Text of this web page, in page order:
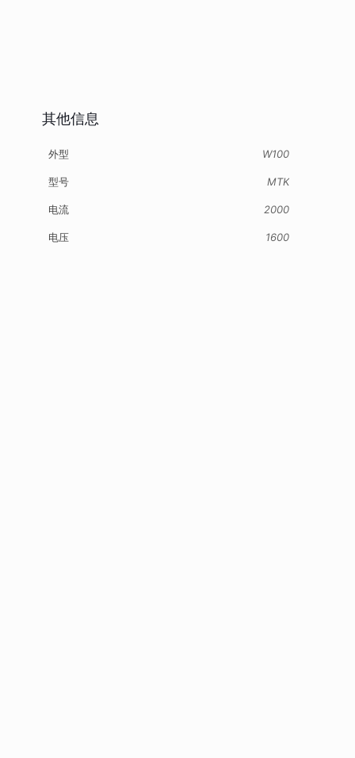
其他信息
外型 W100
型号 MTK
电流 2000
电压 1600